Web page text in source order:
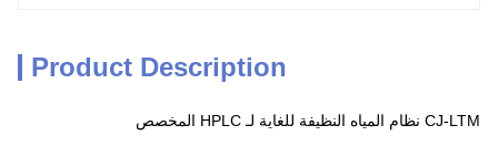
Product Description
CJ-LTM نظام المياه النظيفة للغاية لـ HPLC المخصص